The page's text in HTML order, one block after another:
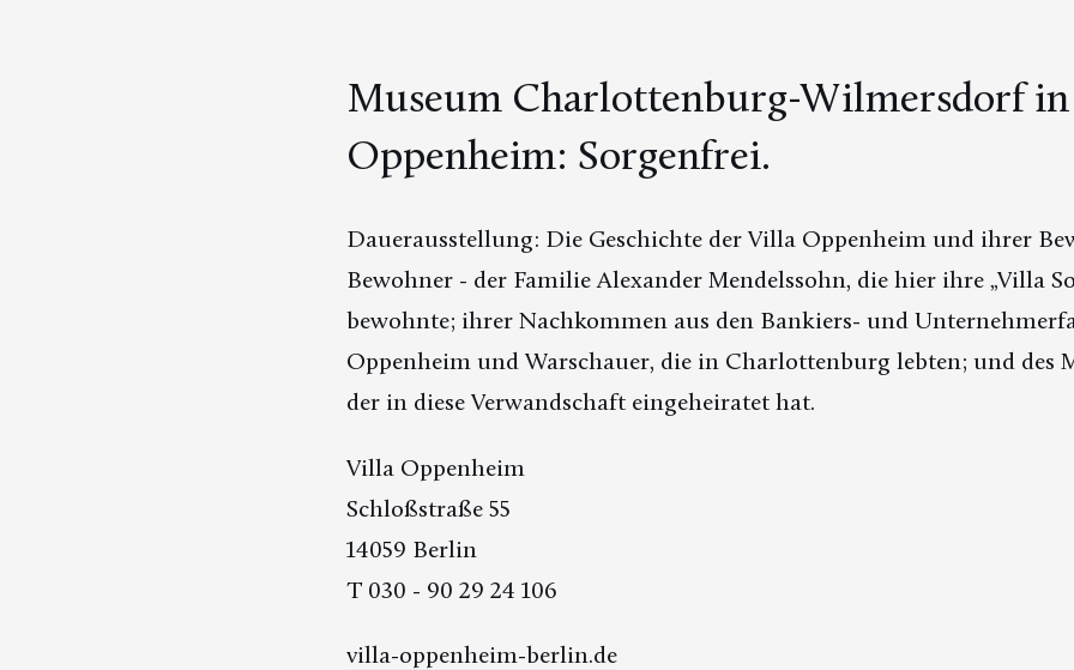
Museum Charlottenburg-Wilmersdorf
Oppenheim: Sorgenfrei.
Dauerausstellung: Die Geschichte der Villa Oppenheim und ihrer
Bewohner - der Familie Alexander Mendelssohn, die hier ihre „Villa
bewohnte; ihrer Nachkommen aus den Bankiers- und
Oppenheim und Warschauer, die in Charlottenburg lebten; und des
der in diese Verwandschaft eingeheiratet hat.
Villa Oppenheim
Schloßstraße 55
14059 Berlin
T 030 - 90 29 24 106
villa-oppenheim-berlin.de